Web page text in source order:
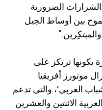
الضرورية
بين أوساط الجيل
بكونها ترتكز على
موتورز أفريقيا
العربي‘، والتي تدعم
الاثنتين والعشرين